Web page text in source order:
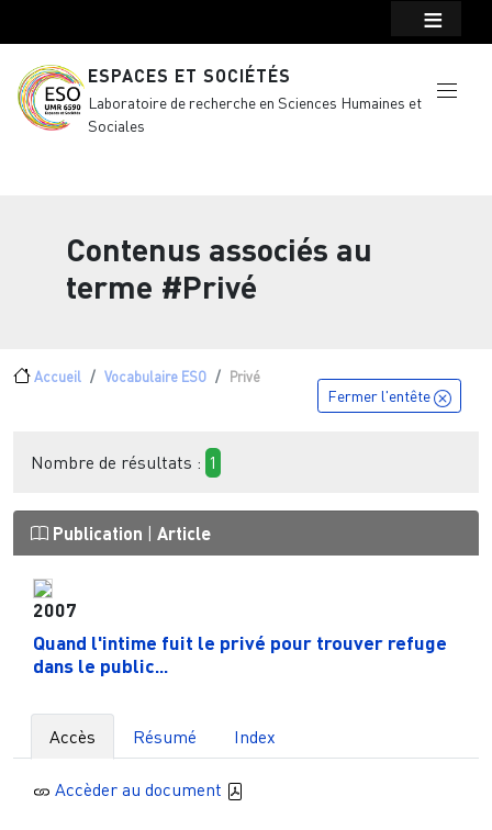
ESPACES ET SOCIÉTÉS
Laboratoire de recherche en Sciences Humaines et
Sociales
Contenus associés au
terme #Privé
Fil d'Ariane
Accueil Vocabulaire ESO Privé
Fermer l'entête
Nombre de résultats : 1
Publication Article
2007
Quand l'intime fuit le privé pour trouver refuge
dans le public...
Accès Résumé Index
Accèder au document